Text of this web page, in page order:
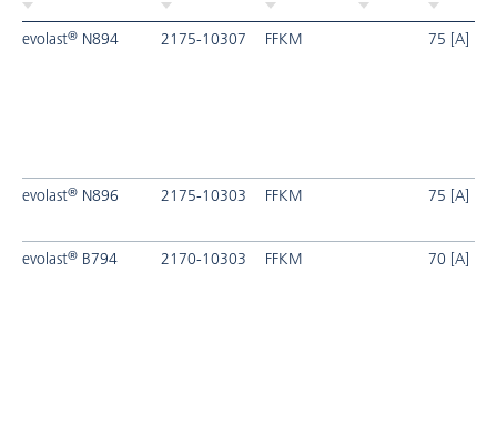
evolast® N894 2175-10307 FFKM 75 [A]
evolast® N896 2175-10303 FFKM 75 [A]
evolast® B794 2170-10303 FFKM 70 [A]